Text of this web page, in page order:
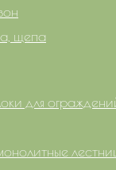
щепа
для